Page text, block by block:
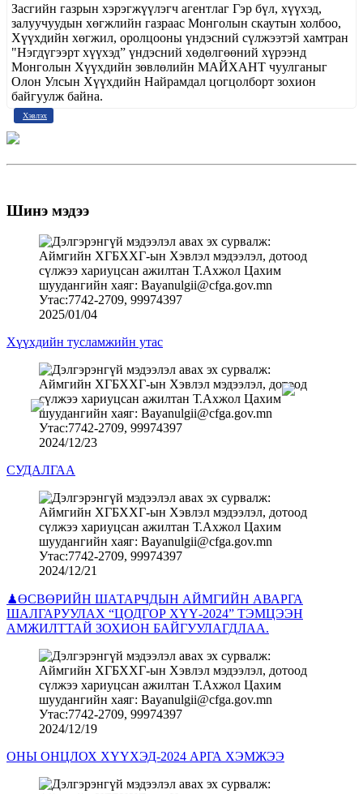
Засгийн газрын хэрэгжүүлэгч агентлаг Гэр бүл, хүүхэд,
залуучуудын хөгжлийн газраас Монголын скаутын холбоо,
Хүүхдийн хөгжил, оролцооны үндэсний сүлжээтэй хамтран
"Нэгдүгээрт хүүхэд” үндэсний хөдөлгөөний хүрээнд
Монголын Хүүхдийн зөвлөлийн МАЙХАНТ чуулганыг
Олон Улсын Хүүхдийн Найрамдал цогцолборт зохион
байгуулж байна.
Хэвлэх
Шинэ мэдээ
2025/01/04
Хүүхдийн тусламжийн утас
2024/12/23
СУДАЛГАА
2024/12/21
♟ӨСВӨРИЙН ШАТАРЧДЫН АЙМГИЙН АВАРГА
ШАЛГАРУУЛАХ “ЦОДГОР ХҮҮ-2024” ТЭМЦЭЭН
АМЖИЛТТАЙ ЗОХИОН БАЙГУУЛАГДЛАА.
2024/12/19
ОНЫ ОНЦЛОХ ХҮҮХЭД-2024 АРГА ХЭМЖЭЭ